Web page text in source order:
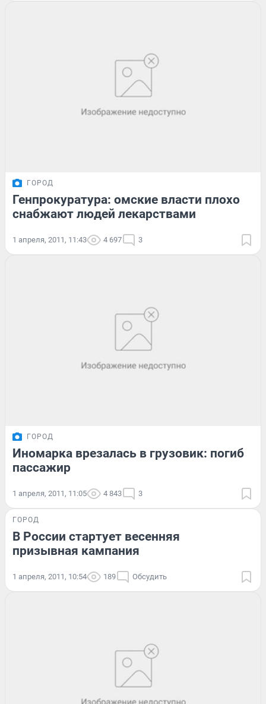
ГОРОД
Генпрокуратура: омские власти плохо
снабжают людей лекарствами
1 апреля, 2011, 11:43 4 697 3
ГОРОД
Иномарка врезалась в грузовик: погиб
пассажир
1 апреля, 2011, 11:05 4 843 3
ГОРОД
В России стартует весенняя
призывная кампания
1 апреля, 2011, 10:54 189 Обсудить